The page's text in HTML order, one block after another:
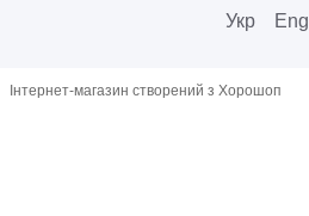
Укр Eng
Інтернет-магазин створений з Хорошоп